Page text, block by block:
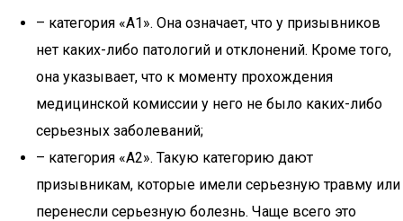
– категория «А1». Она означает, что у призывников
нет каких-либо патологий и отклонений. Кроме того,
она указывает, что к моменту прохождения
медицинской комиссии у него не было каких-либо
серьезных заболеваний;
– категория «А2». Такую категорию дают
призывникам, которые имели серьезную травму или
перенесли серьезную болезнь. Чаще всего это